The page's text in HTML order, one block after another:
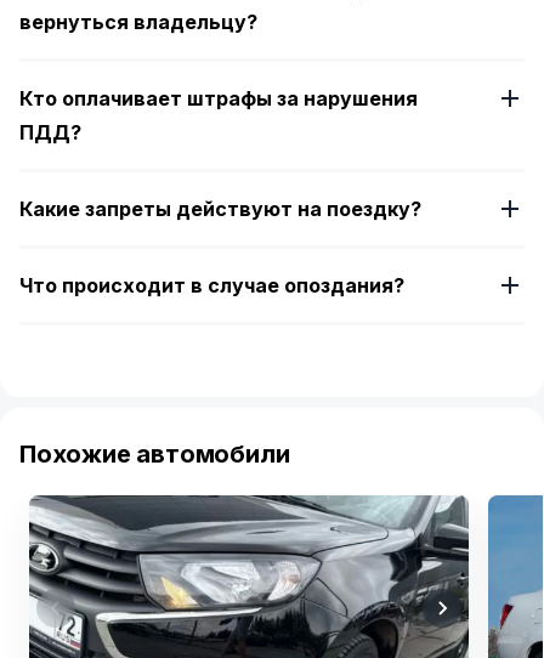
вернуться владельцу?
Кто оплачивает штрафы за нарушения
ПДД?
Какие запреты действуют на поездку?
Что происходит в случае опоздания?
Похожие автомобили